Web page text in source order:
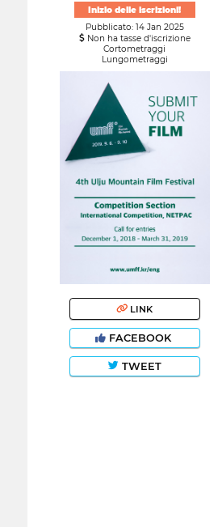
Inizio delle iscrizioni!
Pubblicato: 14 Jan 2025
Non ha tasse d'iscrizione
Cortometraggi
Lungometraggi
LINK
FACEBOOK
TWEET